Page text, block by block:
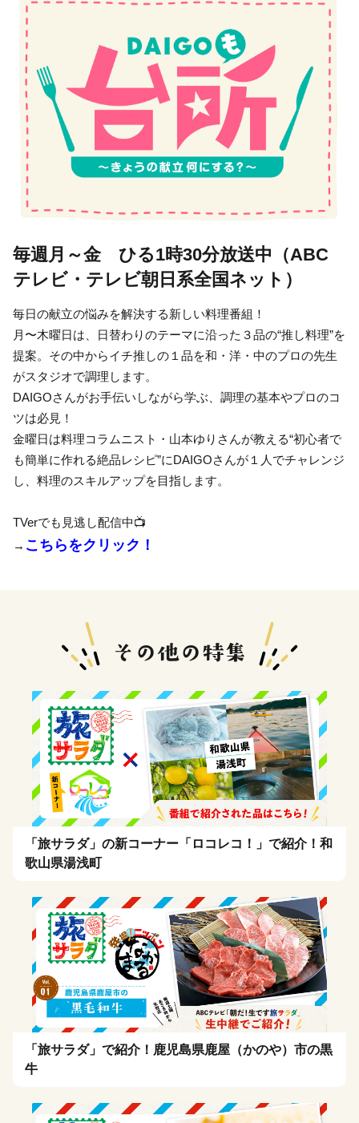
毎週月～金 ひる1時30分放送中（ABC
テレビ・テレビ朝日系全国ネット）
毎日の献立の悩みを解決する新しい料理番組！
月〜木曜日は、日替わりのテーマに沿った３品の“推し料理”を
提案。その中からイチ推しの１品を和・洋・中のプロの先生
がスタジオで調理します。
DAIGOさんがお手伝いしながら学ぶ、調理の基本やプロのコ
ツは必見！
金曜日は料理コラムニスト・山本ゆりさんが教える“初心者で
も簡単に作れる絶品レシピ”にDAIGOさんが１人でチャレンジ
し、料理のスキルアップを目指します。
TVerでも見逃し配信中📺
→ こちらをクリック！
「旅サラダ」の新コーナー「ロコレコ！」で紹介！和
歌山県湯浅町
「旅サラダ」で紹介！鹿児島県鹿屋（かのや）市の黒
牛